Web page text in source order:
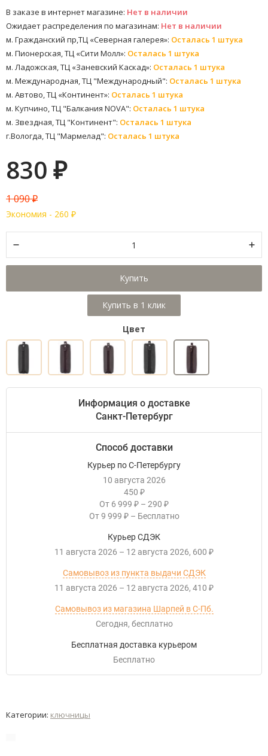
В заказе в интернет магазине: Нет в наличии
Ожидает распределения по магазинам: Нет в наличии
м. Гражданский пр,ТЦ «Северная галерея»: Осталась 1 штука
м. Пионерская, ТЦ «Сити Молл»: Осталась 1 штука
м. Ладожская, ТЦ «Заневский Каскад»: Осталась 1 штука
м. Международная, ТЦ "Международный": Осталась 1 штука
м. Автово, ТЦ «Континент»: Осталась 1 штука
м. Купчино, ТЦ "Балкания NOVA": Осталась 1 штука
м. Звездная, ТЦ "Континент": Осталась 1 штука
г.Вологда, ТЦ "Мармелад": Осталась 1 штука
830 ₽
1 090₽
Экономия - 260 ₽
Купить
Цвет
Информация о доставке
Санкт-Петербург
Способ доставки
Курьер по С-Петербургу
10 августа 2026
450 ₽
От 6 999 ₽ – 290 ₽
От 9 999 ₽ – Бесплатно
Курьер СДЭК
11 августа 2026 – 12 августа 2026 600 ₽
Самовывоз из пункта выдачи СДЭК
11 августа 2026 – 12 августа 2026 410 ₽
Самовывоз из магазина Шарпей в С-Пб.
Сегодня
Бесплатно
Бесплатная доставка курьером
Бесплатно
Категории: ключницы